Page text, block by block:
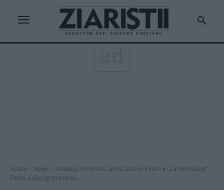
Acasă News
Instanța confirmă: sindicatul lui Rădoi e „cartel mafiot".
Drulă a câștigt procesul...